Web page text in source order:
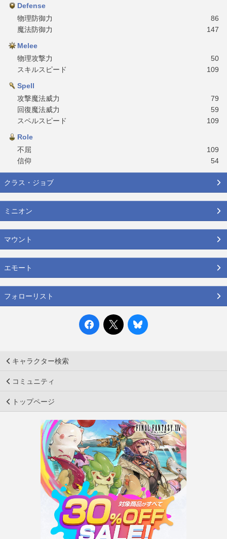
Defense
物理防御力
86
魔法防御力
147
Melee
物理攻撃力
50
スキルスピード
109
Spell
攻撃魔法威力
79
回復魔法威力
59
スペルスピード
109
Role
不屈
109
信仰
54
クラス・ジョブ
ミニオン
マウント
エモート
フォローリスト
キャラクター検索
コミュニティ
トップページ